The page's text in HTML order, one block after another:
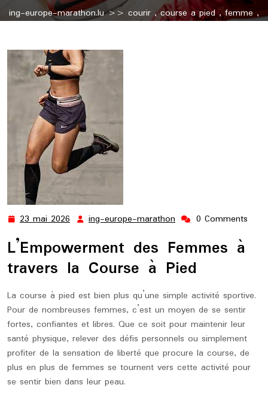
ing-europe-marathon.lu>> courir,course a pied,femme ,
23 mai 2026 23
2026
ing-europe-marathon ing-
marathon
0 Comments
L’Empowerment des Femmes à
travers la Course à Pied
La course à pied est bien plus qu’une simple activité sportive.
Pour de nombreuses femmes, c’est un moyen de se sentir
fortes, confiantes et libres. Que ce soit pour maintenir leur
santé physique, relever des défis personnels ou simplement
profiter de la sensation de liberté que procure la course, de
plus en plus de femmes se tournent vers cette activité pour
se sentir bien dans leur peau.